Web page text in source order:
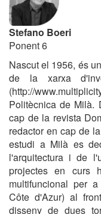
Stefano Boeri
Ponent 6
Nascut el 1956, és
de la xar­xa
(http://
Politècnica de Milà.
cap de la revista
redactor en cap de
estudi a Milà es
l'arqui­tectura i de
projectes en
multifuncional per
Côte d'Azur) al
disseny de dues